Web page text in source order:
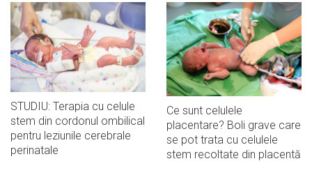
STUDIU: Terapia cu celule
stem din cordonul ombilical
pentru leziunile cerebrale
perinatale
Ce sunt celulele
placentare? Boli grave care
se pot trata cu celulele
stem recoltate din placentă